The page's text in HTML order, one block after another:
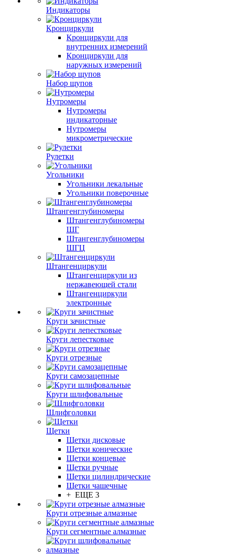
Индикаторы
Кронциркули
Кронциркули для
внутренних измерений
Кронциркули для
наружных измерений
Набор щупов
Нутромеры
Нутромеры
индикаторные
Нутромеры
микрометрические
Рулетки
Угольники
Угольники лекальные
Угольники поверочные
Штангенглубиномеры
Штангенглубиномеры
ШГ
Штангенглубиномеры
ШГЦ
Штангенциркули
Штангенциркули из
нержавеющей стали
Штангенциркули
электронные
Круги зачистные
Круги лепестковые
Круги отрезные
Круги самозацепные
Круги шлифовальные
Шлифголовки
Щетки
Щетки дисковые
Щетки конические
Щетки концевые
Щетки ручные
Щетки цилиндрические
Щетки чашечные
+ ЕЩЕ 3
Круги отрезные алмазные
Круги сегментные алмазные